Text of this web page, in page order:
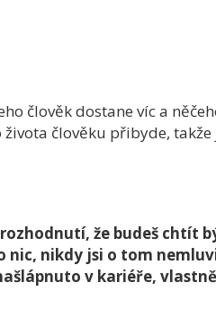
člověk dostane víc a
člověku přibyde,
že budeš chtít
nic, nikdy jsi o tom
v kariéře,